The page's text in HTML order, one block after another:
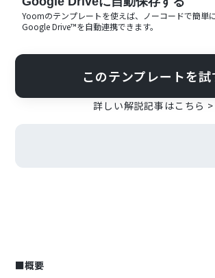
Yoomのテンプレートを使えば、ノーコードで簡単
Google Drive™を自動連携できます。
このテンプレートを試
詳しい解説記事はこちら >
■概要